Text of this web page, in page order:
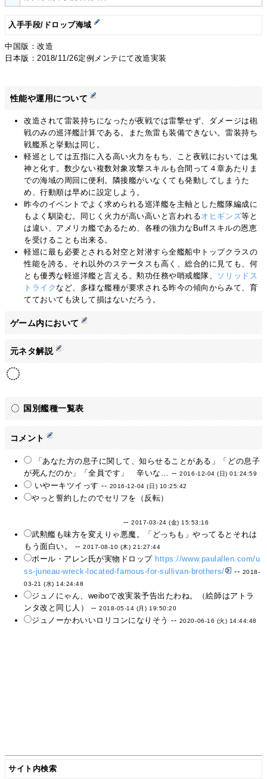
入手手段/ドロップ海域
中国版：改造
日本版：2018/11/26定例メンテにて改造実装
性能や運用について
改造されて雷装持ちになったが夜戦では雷撃せず、ダメージは砲
戦のみの巡洋艦計算である。また魚雷も装備できない。雷装持ち
戦艦系と挙動は同じ。
軽巡としては五指に入る高い火力をもち、こと夜戦においては鬼
神と化す。数少ない複数対象攻撃スキルも合間って４章あたりま
での海域の周回に便利。隣接艦がいなくても発動してしまうた
め、行動順は早めに設定しよう。
昨今のイベントでよく求められる巡洋艦を主軸とした艦隊編成に
もよく馴染む。同じく火力が高い高いと言われるオヒギンズ等と
は違い、アメリカ艦であるため、各種の強力なBuffスキルの恩恵
を受けることも出来る。
軽巡に最も必要とされる対空と対潜すら全艦船中トップクラスの
性能を誇る。それ以外のステータスも高く、総合的に見ても、何
とも優秀な軽巡洋艦と言える。勲功任務や哨戒艦隊、
ソリッドス
トライクなど、多様な艦種が要求される昨今の傾向からみて、育
てておいても決して損はないだろう。
ゲーム内において
元ネタ解説
国別艦種一覧表
コメント
「あなた方の息子に関して、知らせることがある」「どの息子
が死んだのか」「全員です」 辛いな… --2016-12-04 (日) 01:24:59
いやーキツイっす -- 2016-12-04 (日) 10:25:42
やっと誓約したのでセリフを（反転）
--2017-03-24 (金) 15:53:16
武勲艦も味方を変えりゃ悪魔。「どっちも」やってるとそれは
もう面白い。 --2017-08-10 (木) 21:27:44
ポール・アレン氏が実物ドロップ https://www.paulallen.com/u
ss-juneau-wreck-located-famous-for-sullivan-brothers/
-- 2018-
03-21 (水) 14:24:48
ジュノにゃん、weiboで改実装予告出たわね。（絵師はアトラ
ンタ改と同じ人） --2018-05-14 (月) 19:50:20
ジュノーかわいいロリコンになりそう -- 2020-06-16 (火) 14:44:48
サイト内検索